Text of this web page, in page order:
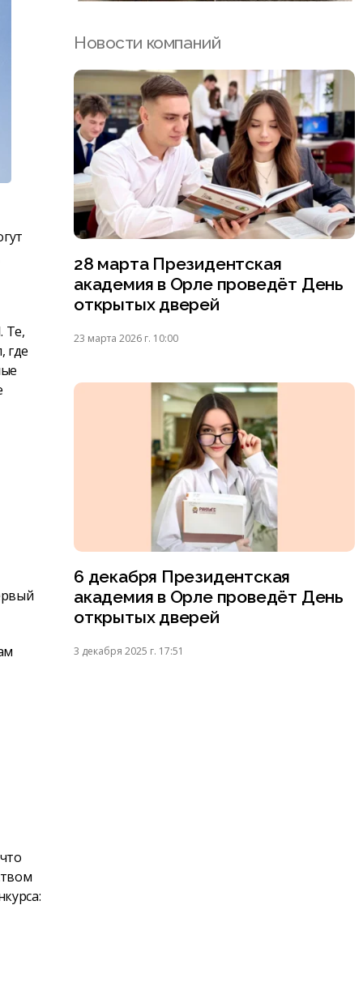
Те,
где
Новости компаний
28 марта Президентская
академия в Орле проведёт День
открытых дверей
23 марта 2026 г. 10:00
6 декабря Президентская
академия в Орле проведёт День
открытых дверей
3 декабря 2025 г. 17:51